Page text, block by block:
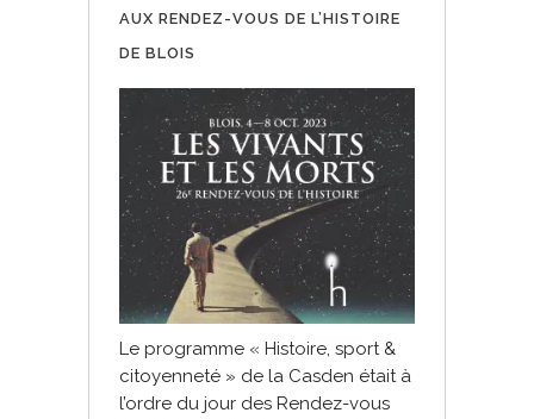
AUX RENDEZ-VOUS DE L’HISTOIRE
DE BLOIS
Le programme « Histoire, sport &
citoyenneté » de la Casden était à
l’ordre du jour des Rendez-vous